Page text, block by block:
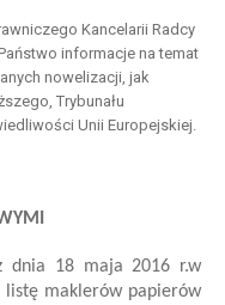
Kancelarii Radcy
informacje na temat
nowelizacji, jak
Trybunału
Unii Europejskiej.
dnia 18 maja 2016 r.w
listę maklerów papierów